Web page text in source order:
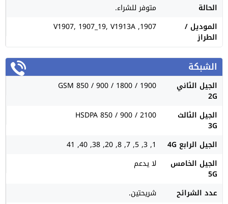
الحالة
متوفر للشراء.
الموديل /
الطراز
1907, V1907, 1907_19, V1913A
الشبكة
الجيل الثاني
2G
GSM 850 / 900 / 1800 / 1900
الجيل الثالث
3G
HSDPA 850 / 900 / 2100
الجيل الرابع 4G
1, 3, 5, 7, 8, 20, 38, 40, 41
الجيل الخامس
5G
لا يدعم
عدد الشرائح
شريحتين.